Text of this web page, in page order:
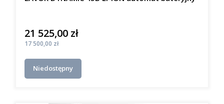
Cena
21 525,00 zł
Cena
17 500,00 zł
Niedostępny